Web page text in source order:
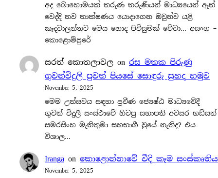
අද බොහොමයක් තරුණ තරුණියන් මාධ්‍යයෙන් ඈත්
වෙද්දි නව තාක්ෂණය යොදාගෙන ඔවුන්ව යළි
කැදවාලන්නට මෙය හොද පිවිසුමක් වේවා… අසංග –
කොළොම්පුරේ
සරත් කොතලාවල on රස මතක පිරුණු
ගුවන්විදුලි පුවත් පියසේ සොඳුරු සුහද හමුව
November 5, 2025
මෙම උත්සවය සඳහා ප්‍රවීණ ජ්‍යෙෂ්ඨ මාධ්‍යවේදී
ගුවන් විදුලි සංස්ථාවේ හිටපු සභාපති අවසර හඩ්සන්
සමරසිංහ මැතිතුමා සහභාගී වුයේ නැතිද? එය
විශාල…
Iranga on කොළොන්නාවේ වීදි කෑම සංස්කෘතිය
November 5, 2025